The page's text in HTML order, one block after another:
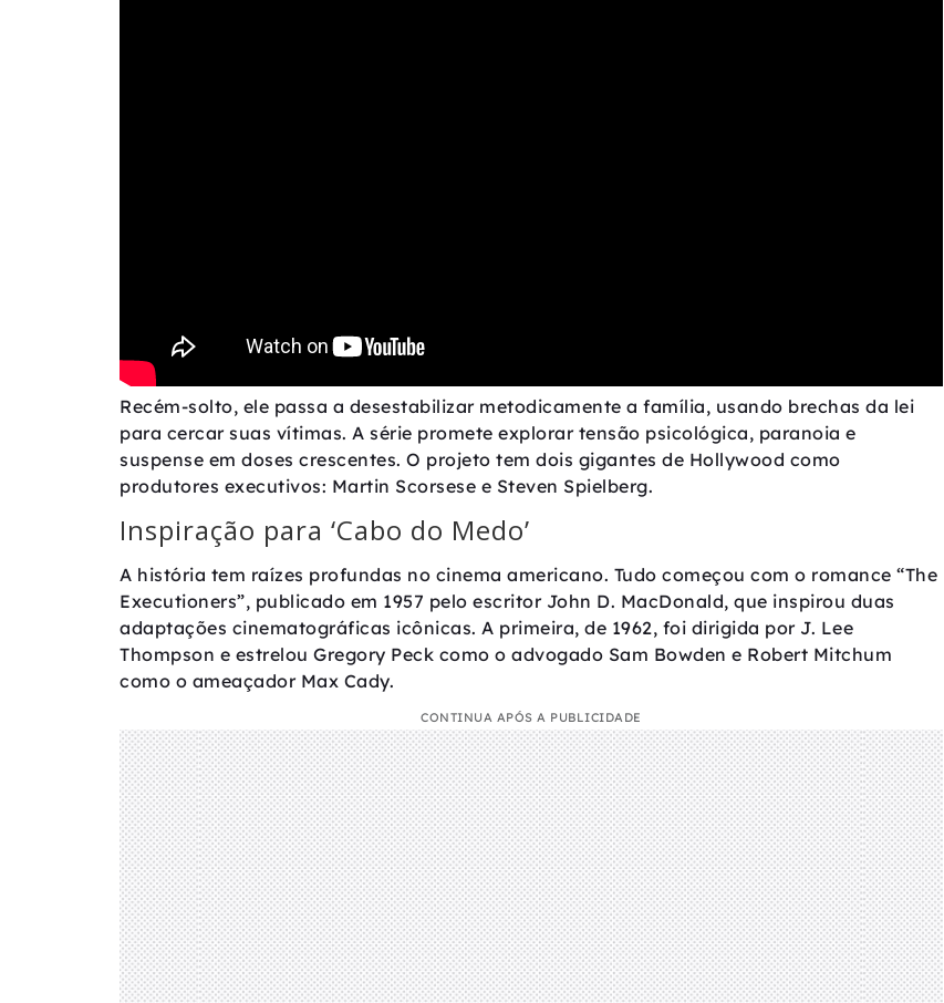
Recém-solto, ele passa a desestabilizar metodicamente a família, usando brechas da lei
para cercar suas vítimas. A série promete explorar tensão psicológica, paranoia e
suspense em doses crescentes. O projeto tem dois gigantes de Hollywood como
produtores executivos: Martin Scorsese e Steven Spielberg.
Inspiração para ‘Cabo do Medo’
A história tem raízes profundas no cinema americano. Tudo começou com o romance “The
Executioners”, publicado em 1957 pelo escritor John D. MacDonald, que inspirou duas
adaptações cinematográficas icônicas. A primeira, de 1962, foi dirigida por J. Lee
Thompson e estrelou Gregory Peck como o advogado Sam Bowden e Robert Mitchum
como o ameaçador Max Cady.
CONTINUA APÓS A PUBLICIDADE